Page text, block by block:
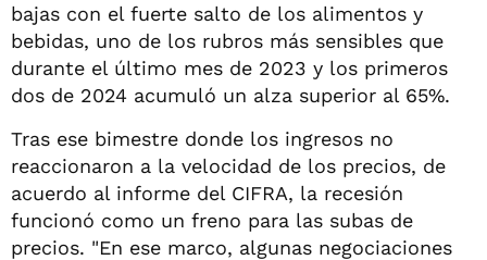
bajas con el fuerte salto de los alimentos y
bebidas, uno de los rubros más sensibles que
durante el último mes de 2023 y los primeros
dos de 2024 acumuló un alza superior al 65%.
Tras ese bimestre donde los ingresos no
reaccionaron a la velocidad de los precios, de
acuerdo al informe del CIFRA, la recesión
funcionó como un freno para las subas de
precios. "En ese marco, algunas negociaciones